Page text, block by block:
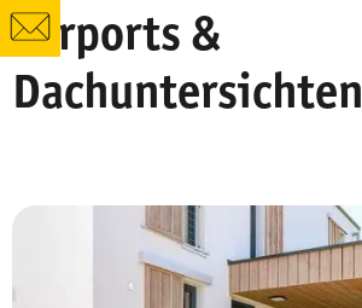
Carports &
Dachuntersichten